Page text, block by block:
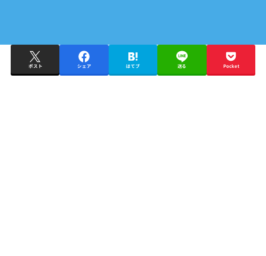
ポスト シェア はてブ 送る Pocket